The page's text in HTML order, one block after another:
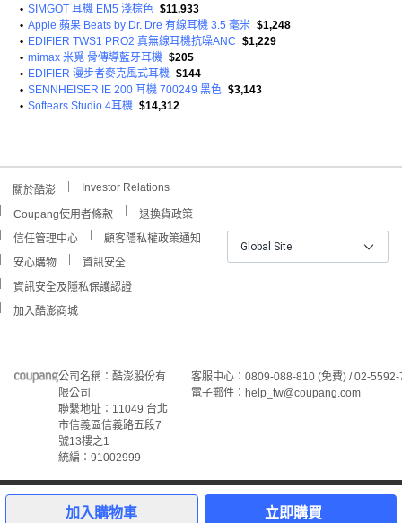
加入購物車 立即購買
• SIMGOT 耳機 EM5 淺棕色 $11,933
• Apple 蘋果 Beats by Dr. Dre 有線耳機 3.5 毫米 $1,248
• EDIFIER TWS1 PRO2 真無線耳機抗噪ANC $1,229
• mimax 米覓 骨傳導藍牙耳機 $205
• EDIFIER 漫步者麥克風式耳機 $144
• SENNHEISER IE 200 耳機 700249 黑色 $3,143
• Softears Studio 4耳機 $14,312
關於酷澎 Investor Relations
Coupang使用者條款
退換貨政策
信任管理中心
顧客隱私權政策通知
安心購物
資訊安全
資訊安全及隱私保護認證
加入酷澎商城
Global Site
公司名稱：酷澎股份有
限公司
聯繫地址：11049 台北
市信義區信義路五段7
號13樓之1
統編：91002999
客服中心：0809-088-810 (免費) / 02-
電子郵件：help_tw@coupang.com
©Coupang Taiwan Co., Ltd. 保留所有權利。
本網站上顯示的所有商標、標誌和服務標誌均為酷澎股份有
限公司和/或其在美國和其他國家/地區註冊之關聯公司之所